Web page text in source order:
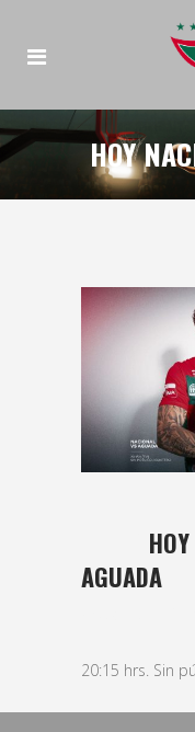
HOY
AGUADA
20:15 hrs. Sin